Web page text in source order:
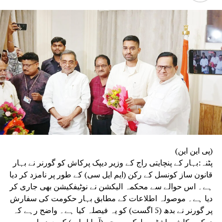
نوٹسوں پر موصول ہونے والے جوابات کا جائزہ لے کر اپنی
رپورٹ تیار کرے گی۔ دوسری کمیٹی بدعنوانی اور بے ضابطگی
سے پاک امتحانات کے انعقاد کے لیے رہنما اصول مرتب کرے گی،
جبکہ تیسری کمیٹی پورے امتحانی نظام اور اس کے طریقۂ کار
کا تفصیلی مطالعہ کرے گی۔
(پی این این)
پٹنہ:بہار کے پنچایتی راج کے وزیر دیپک پرکاش کو گورنر نے بہار
قانون ساز کونسل کے رکن (ایم ایل سی) کے طور پر نامزد کر دیا
ہے۔ اس حوالے سے محکمہ الیکشن نے نوٹیفکیشن بھی جاری کر
دیا ہے۔ موصولہ اطلاعات کے مطابق بہار حکومت کی سفارش
پر گورنر نے بدھ (5 اگست) کو یہ فیصلہ کیا ہے۔ واضح رہے کہ